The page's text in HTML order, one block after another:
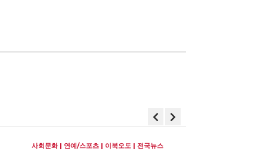
사회문화 연예/스포츠 이북오도 전국뉴스